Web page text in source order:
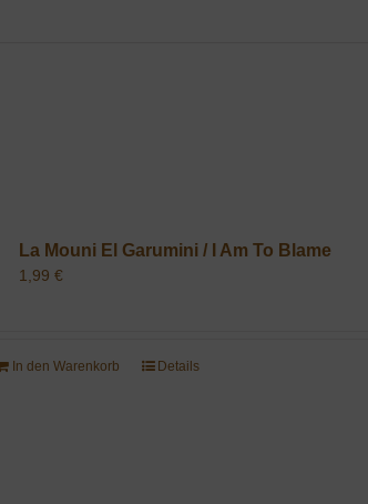
La Mouni El Garumini / I Am To Blame
1,99 €
In den Warenkorb Details